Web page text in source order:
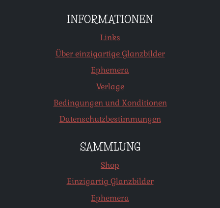
INFORMATIONEN
Links
Über einzigartige Glanzbilder
Ephemera
Verlage
Bedingungen und Konditionen
Datenschutzbestimmungen
SAMMLUNG
Shop
Einzigartig Glanzbilder
Ephemera